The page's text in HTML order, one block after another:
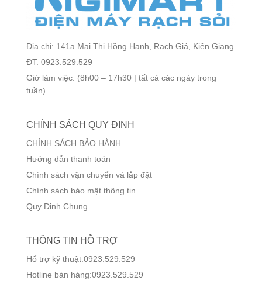
Địa chỉ: 141a Mai Thị Hồng Hạnh, Rạch Giá, Kiên Giang
ĐT: 0923.529.529
Giờ làm việc: (8h00 – 17h30 | tất cả các ngày trong
tuần)
CHÍNH SÁCH QUY ĐỊNH
CHÍNH SÁCH BẢO HÀNH
Hướng dẫn thanh toán
Chính sách vận chuyển và lắp đặt
Chính sách bảo mật thông tin
Quy Định Chung
THÔNG TIN HỖ TRỢ
Hổ trợ kỹ thuật:0923.529.529
Hotline bán hàng:0923.529.529